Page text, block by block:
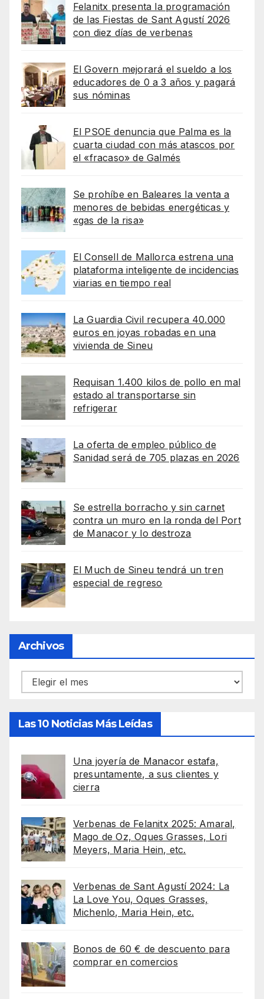
Felanitx presenta la programación
de las Fiestas de Sant Agustí 2026
con diez días de verbenas
El Govern mejorará el sueldo a los
educadores de 0 a 3 años y pagará
sus nóminas
El PSOE denuncia que Palma es la
cuarta ciudad con más atascos por
el «fracaso» de Galmés
Se prohíbe en Baleares la venta a
menores de bebidas energéticas y
«gas de la risa»
El Consell de Mallorca estrena una
plataforma inteligente de incidencias
viarias en tiempo real
La Guardia Civil recupera 40.000
euros en joyas robadas en una
vivienda de Sineu
Requisan 1.400 kilos de pollo en mal
estado al transportarse sin
refrigerar
La oferta de empleo público de
Sanidad será de 705 plazas en 2026
Se estrella borracho y sin carnet
contra un muro en la ronda del Port
de Manacor y lo destroza
El Much de Sineu tendrá un tren
especial de regreso
Archivos
Archivos
Las 10 Noticias Más Leídas
Una joyería de Manacor estafa,
presuntamente, a sus clientes y
cierra
Verbenas de Felanitx 2025: Amaral,
Mago de Oz, Oques Grasses, Lori
Meyers, Maria Hein, etc.
Verbenas de Sant Agustí 2024: La
La Love You, Oques Grasses,
Michenlo, Maria Hein, etc.
Bonos de 60 € de descuento para
comprar en comercios